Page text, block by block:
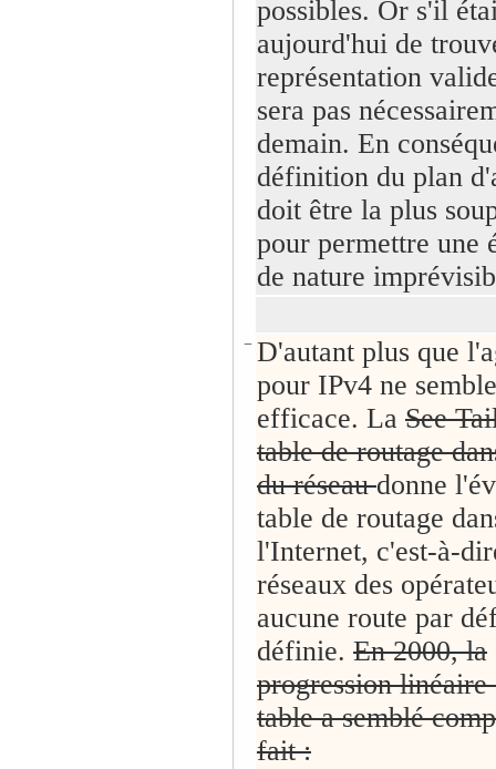
possibles. Or s'il
aujourd'hui de
représentation
sera pas
demain. En
définition du plan
doit être la plus
pour permettre une
de nature
− D'autant plus que
pour IPv4 ne
efficace. La See
table de routage
du réseaudonne
table de routage
l'Internet, c'est-à-
réseaux des
aucune route par
définie. En 2000, la
progression linéaire
table a semblé
fait :